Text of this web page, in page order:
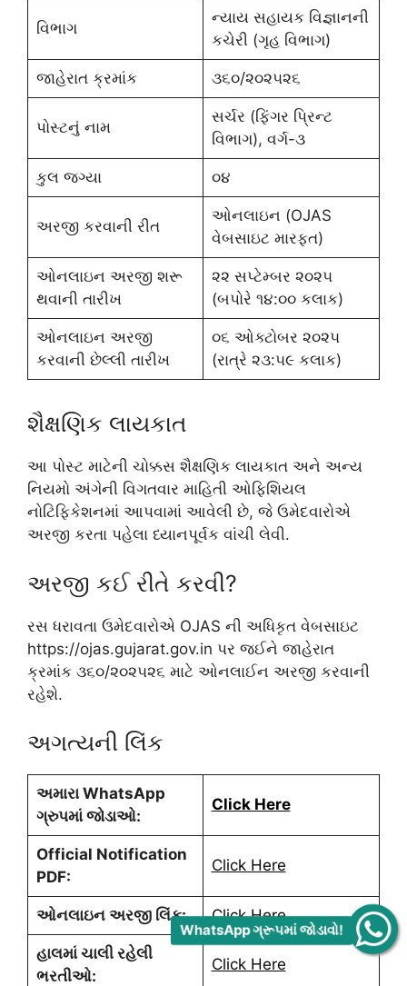
વિભાગ
ન્યાય સહાયક વિજ્ઞાનની
કચેરી (ગૃહ વિભાગ)
જાહેરાત ક્રમાંક ૩૬૦/૨૦૨૫૨૬
પોસ્ટનું નામ
સર્ચર (ફિંગર પ્રિન્ટ
વિભાગ), વર્ગ-૩
કુલ જગ્યા ૦૪
અરજી કરવાની રીત
ઓનલાઇન (OJAS
વેબસાઇટ મારફત)
ઓનલાઇન અરજી શરૂ
થવાની તારીખ
૨૨ સપ્ટેમ્બર ૨૦૨૫
(બપોરે ૧૪:૦૦ કલાક)
ઓનલાઇન અરજી
કરવાની છેલ્લી તારીખ
૦૬ ઓક્ટોબર ૨૦૨૫
(રાત્રે ૨૩:૫૯ કલાક)
શૈક્ષણિક લાયકાત
આ પોસ્ટ માટેની ચોક્કસ શૈક્ષણિક લાયકાત અને અન્ય
નિયમો અંગેની વિગતવાર માહિતી ઓફિશિયલ
નોટિફિકેશનમાં આપવામાં આવેલી છે, જે ઉમેદવારોએ
અરજી કરતા પહેલા ધ્યાનપૂર્વક વાંચી લેવી.
અરજી કઈ રીતે કરવી?
રસ ધરાવતા ઉમેદવારોએ OJAS ની અધિકૃત વેબસાઇટ
https://ojas.gujarat.gov.in પર જઈને જાહેરાત
ક્રમાંક ૩૬૦/૨૦૨૫૨૬ માટે ઓનલાઈન અરજી કરવાની
રહેશે.
અગત્યની લિંક
અમારા WhatsApp
ગ્રુપમાં જોડાઓ:
Click Here
Official Notification
PDF:
Click Here
ઓનલાઇન અરજી લિંક: Click Here
હાલમાં ચાલી રહેલી
ભરતીઓ:
Click Here
WhatsApp ગ્રૂપમાં જોડાવો!